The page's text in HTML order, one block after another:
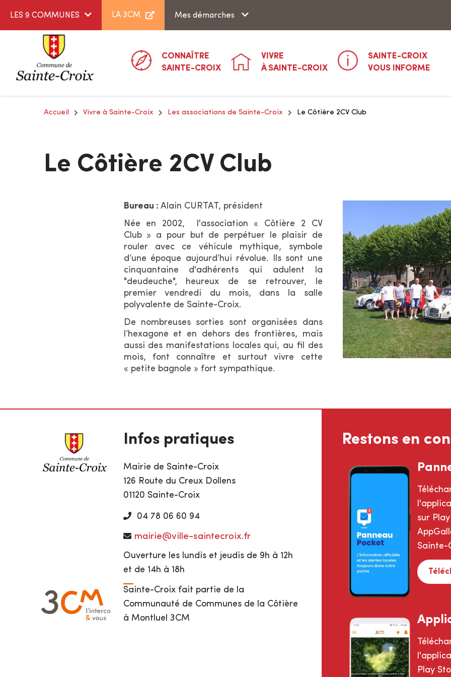
LES 9 COMMUNES LA 3CM Mes démarches
CONNAÎTRE
SAINTE-CROIX
VIVRE
À SAINTE-CROIX
SAINTE-CROIX
VOUS INFORME
Accueil Vivre à Sainte-Croix Les associations de Sainte-Croix Le Côtière 2CV Club
Le Côtière 2CV Club
Bureau : Alain CURTAT, président
Née en 2002, l'association « Côtière 2 CV
Club » a pour but de perpétuer le plaisir de
rouler avec ce véhicule mythique, symbole
d’une époque aujourd’hui révolue. Ils sont une
cinquantaine d'adhérents qui adulent la
"deudeuche", heureux de se retrouver, le
premier vendredi du mois, dans la salle
polyvalente de Sainte-Croix.
De nombreuses sorties sont organisées dans
l’hexagone et en dehors des frontières, mais
aussi des manifestations locales qui, au fil des
mois, font connaître et surtout vivre cette
« petite bagnole » fort sympathique.
Infos pratiques
Mairie de Sainte-Croix
126 Route du Creux Dollens
01120 Sainte-Croix
04 78 06 60 94
mairie@ville-saintecroix.fr
Ouverture les lundis et jeudis de 9h à 12h
et de 14h à 18h
Sainte-Croix fait partie de la
Communauté de Communes de la Côtière
à Montluel 3CM
Restons en
sur
Sainte-
Play